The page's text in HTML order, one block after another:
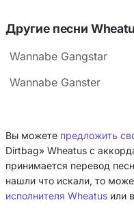
Другие песни
Wannabe Gangstar
Wannabe Ganster
Вы можете предложить
Dirtbag» Wheatus с
принимается перевод
нашли что искали, то
исполнителя Wheatus или